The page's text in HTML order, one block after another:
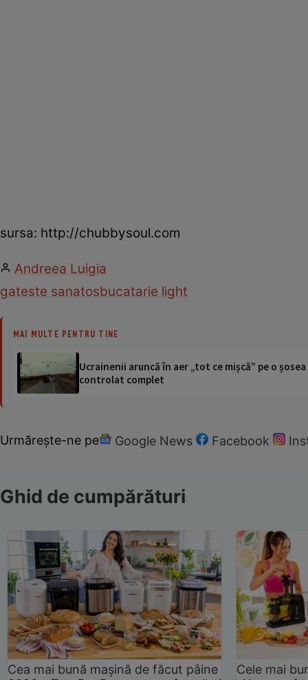
sursa: http://chubbysoul.com
Andreea Luigia
gateste sanatosbucatarie light
MAI MULTE PENTRU TINE
Ucrainenii aruncă în aer „tot ce mișcă” pe o
controlat complet
Urmărește-ne pe Google News Facebook
Ghid de cumpărături
Cea mai bună mașină de făcut pâine
Cele mai